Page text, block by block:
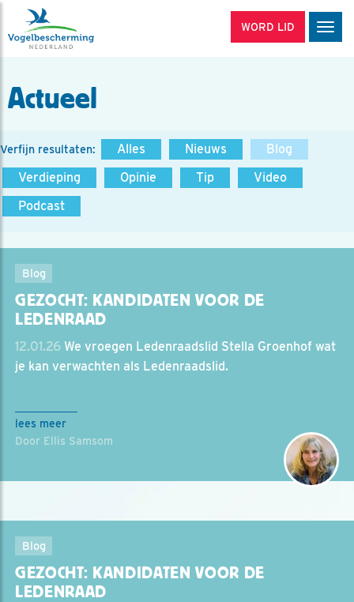
WORD LID
Actueel
Verfijn resultaten: Alles Nieuws
Blog
Verdieping
Opinie Tip
Video
Podcast
Blog
GEZOCHT: KANDIDATEN VOOR DE
LEDENRAAD
12.01.26 We vroegen Ledenraadslid Stella Groenhof wat
je kan verwachten als Ledenraadslid.
lees meer
Door Ellis Samsom
Blog
GEZOCHT: KANDIDATEN VOOR DE
LEDENRAAD